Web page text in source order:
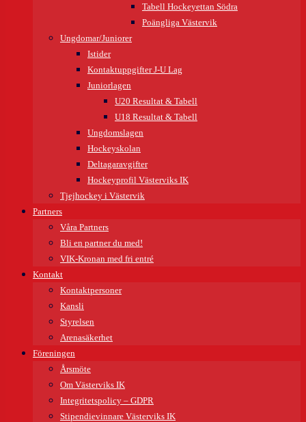
Tabell Hockeyettan Södra
Poängliga Västervik
Ungdomar/Juniorer
Istider
Kontaktuppgifter J-U Lag
Juniorlagen
U20 Resultat & Tabell
U18 Resultat & Tabell
Ungdomslagen
Hockeyskolan
Deltagaravgifter
Hockeyprofil Västerviks IK
Tjejhockey i Västervik
Partners
Våra Partners
Bli en partner du med!
VIK-Kronan med fri entré
Kontakt
Kontaktpersoner
Kansli
Styrelsen
Arenasäkerhet
Föreningen
Årsmöte
Om Västerviks IK
Integritetspolicy – GDPR
Stipendievinnare Västerviks IK